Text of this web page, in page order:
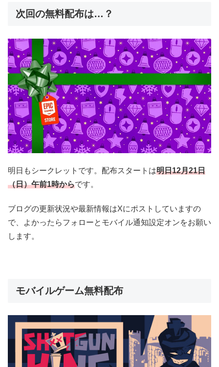
次回の無料配布は…？
明日もシークレットです。配布スタートは明日12月21日
（日）午前1時からです。
ブログの更新状況や最新情報はXにポストしていますの
で、よかったらフォローとモバイル通知設定オンをお願い
します。
モバイルゲーム無料配布